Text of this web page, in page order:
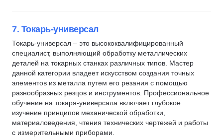
7. Токарь-универсал
Токарь-универсал – это высококвалифицированный
специалист, выполняющий обработку металлических
деталей на токарных станках различных типов. Мастер
данной категории владеет искусством создания точных
элементов из металла путем его резания с помощью
разнообразных резцов и инструментов. Профессиональное
обучение на токаря-универсала включает глубокое
изучение принципов механической обработки,
материаловедения, чтения технических чертежей и работы
с измерительными приборами.